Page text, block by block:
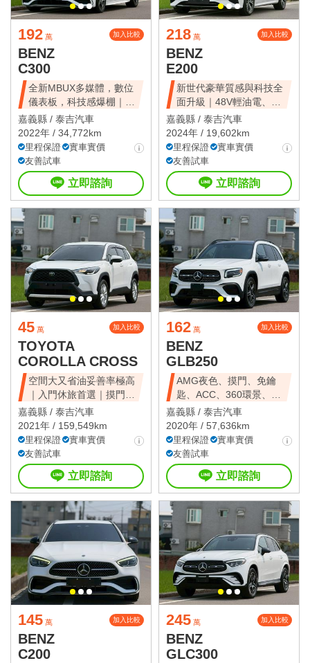
192 萬 加入比較
BENZ
C300
全新MBUX多媒體，數位
儀表板，科技感爆棚｜不
用200萬
嘉義縣 / 泰吉汽車
2022年 / 34,772km
里程保證
實車實價
友善試車
立即諮詢
218 萬 加入比較
BENZ
E200
新世代豪華質感與科技全
面升級｜48V輕油電、摸
門、免鑰匙
嘉義縣 / 泰吉汽車
2024年 / 19,602km
里程保證
實車實價
友善試車
立即諮詢
45 萬 加入比較
TOYOTA
COROLLA CROSS
空間大又省油妥善率極高
｜入門休旅首選｜摸門解
鎖、免鑰匙啟動
嘉義縣 / 泰吉汽車
2021年 / 159,549km
里程保證
實車實價
友善試車
立即諮詢
162 萬 加入比較
BENZ
GLB250
AMG夜色、摸門、免鑰
匙、ACC、360環景、前
後雷達、倒車
嘉義縣 / 泰吉汽車
2020年 / 57,636km
里程保證
實車實價
友善試車
立即諮詢
145 萬 加入比較
BENZ
C200
245 萬 加入比較
BENZ
GLC300